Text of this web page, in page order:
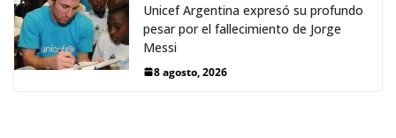
Unicef Argentina expresó su profundo
pesar por el fallecimiento de Jorge
Messi
8 agosto, 2026